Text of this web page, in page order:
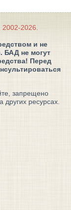
2026.
и не
БАД не могут
Перед
запрещено
других ресурсах.